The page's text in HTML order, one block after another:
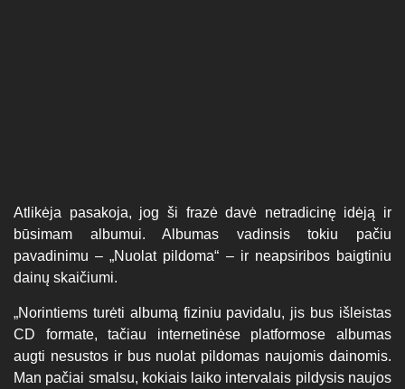
Atlikėja pasakoja, jog ši frazė davė netradicinę idėją ir
būsimam albumui. Albumas vadinsis tokiu pačiu
pavadinimu – „Nuolat pildoma“ – ir neapsiribos baigtiniu
dainų skaičiumi.
„Norintiems turėti albumą fiziniu pavidalu, jis bus išleistas
CD formate, tačiau internetinėse platformose albumas
augti nesustos ir bus nuolat pildomas naujomis dainomis.
Man pačiai smalsu, kokiais laiko intervalais pildysis naujos